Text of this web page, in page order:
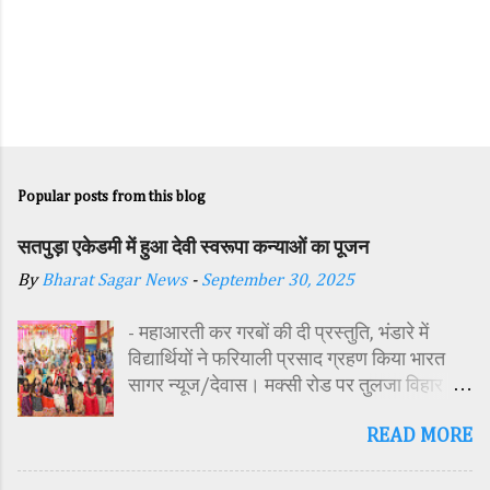
Popular posts from this blog
सतपुड़ा एकेडमी में हुआ देवी स्वरूपा कन्याओं का पूजन
ByBharat Sagar News - September 30, 2025
- महाआरती कर गरबों की दी प्रस्तुति, भंडारे में
विद्यार्थियों ने फरियाली प्रसाद ग्रहण किया भारत
सागर न्यूज/देवास। मक्सी रोड पर तुलजा विहार
पावन अवसर पर कन्या पूजन एवं गरबा महोत्सव का
READ MORE